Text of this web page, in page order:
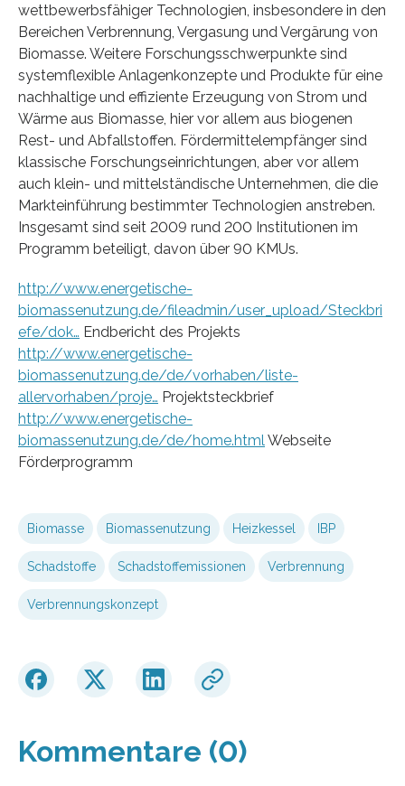
wettbewerbsfähiger Technologien, insbesondere in den
Bereichen Verbrennung, Vergasung und Vergärung von
Biomasse. Weitere Forschungsschwerpunkte sind
systemflexible Anlagenkonzepte und Produkte für eine
nachhaltige und effiziente Erzeugung von Strom und
Wärme aus Biomasse, hier vor allem aus biogenen
Rest- und Abfallstoffen. Fördermittelempfänger sind
klassische Forschungseinrichtungen, aber vor allem
auch klein- und mittelständische Unternehmen, die die
Markteinführung bestimmter Technologien anstreben.
Insgesamt sind seit 2009 rund 200 Institutionen im
Programm beteiligt, davon über 90 KMUs.
http://www.energetische-
biomassenutzung.de/fileadmin/user_upload/Steckbri
efe/dok… Endbericht des Projekts
http://www.energetische-
biomassenutzung.de/de/vorhaben/liste-
allervorhaben/proje… Projektsteckbrief
http://www.energetische-
biomassenutzung.de/de/home.htmlWebseite
Förderprogramm
Biomasse Biomassenutzung Heizkessel IBP
Schadstoffe Schadstoffemissionen Verbrennung
Verbrennungskonzept
Kommentare (0)